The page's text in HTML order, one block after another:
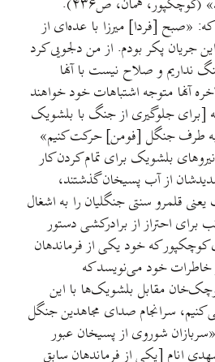
به طرف فومن حرکت کند» (کوچکپور، همان، ص۴۳۶).
«صبح [فردا] میرزا با عده‌ای از
جریان پکر بودم. از من دلجویی کرد
نداریم و صلاح نیست با آنها
آنها متوجه اشتباهات خود خواهند
[برای جلوگیری از جنگ با بلشویک
و به طرف جنگل [فومن] حرکت کنیم»
ص۴۳). اما نیروهای بلشویک برای تمام کردن کار
از آب پسیخان گذشتند،
قلمرو سنتی جنگلیان را به اشغال
احتراز از برادرکشی دستور
که خود یکی از فرماندهان
خاطرات خود می‌نویسد که
مقابل بلشویک‌ها با این
کنیم، سرانجام صدای مجاهدین جنگل
شوروی از پسیخان عبور
انام [یکی از فرماندهان سابق